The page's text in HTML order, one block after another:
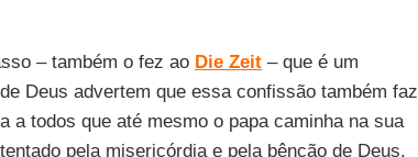
– também o fez ao Die Zeit– que é um
Deus advertem que essa confissão também faz
a todos que até mesmo o papa caminha na sua
pela misericórdia e pela bênção de Deus.